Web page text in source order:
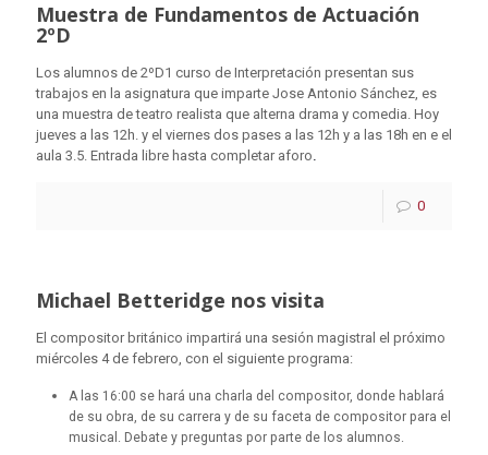
Muestra de Fundamentos de Actuación
2ºD
Los alumnos de 2ºD1 curso de Interpretación presentan sus
trabajos en la asignatura que imparte Jose Antonio Sánchez, es
una muestra de teatro realista que alterna drama y comedia. Hoy
jueves a las 12h. y el viernes dos pases a las 12h y a las 18h en e el
aula 3.5. Entrada libre hasta completar aforo.
0
Michael Betteridge nos visita
El compositor británico impartirá una sesión magistral el próximo
miércoles 4 de febrero, con el siguiente programa:
A las 16:00 se hará una charla del compositor, donde hablará
de su obra, de su carrera y de su faceta de compositor para el
musical. Debate y preguntas por parte de los alumnos.